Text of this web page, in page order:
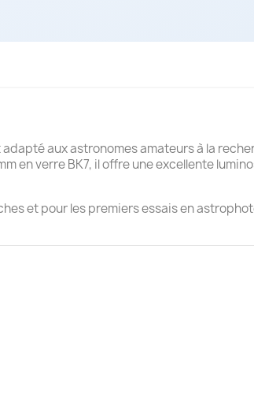
aux astronomes amateurs à la
en verre BK7, il offre une excellente
et pour les premiers essais en